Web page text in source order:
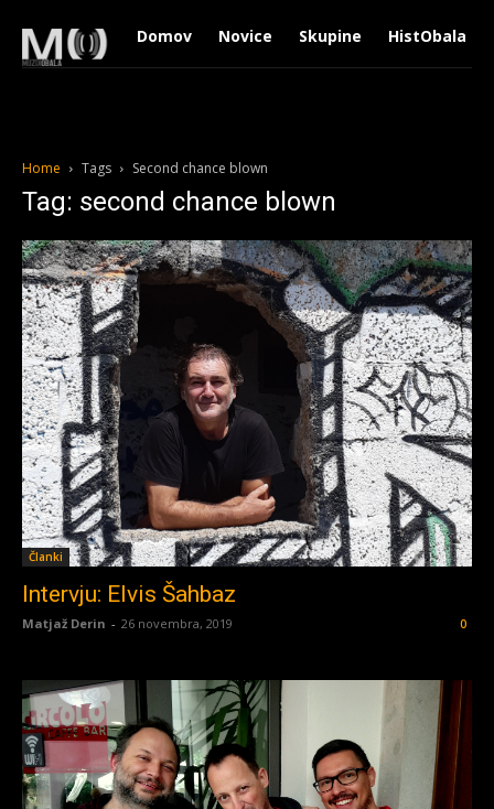
Domov Novice Skupine HistObala
Home Tags Second chance blown
Tag: second chance blown
Članki
Intervju: Elvis Šahbaz
Matjaž Derin - 26 novembra, 2019 0